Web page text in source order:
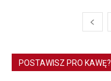
POSTAWISZ PRO KAWĘ?